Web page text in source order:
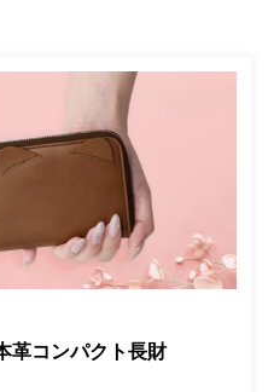
革コンパクト長財